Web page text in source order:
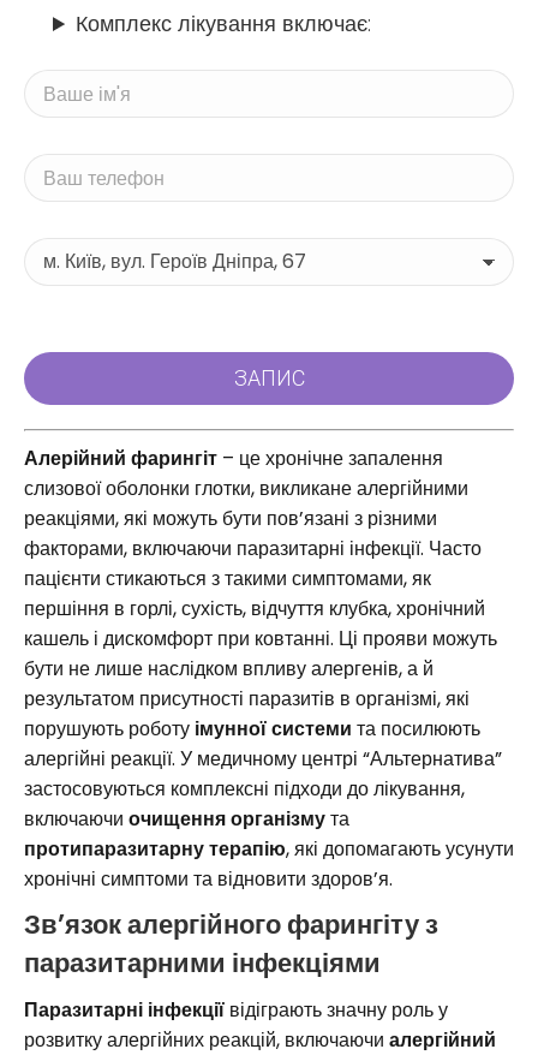
Комплекс лікування включає:
Алерійний фарингіт – це хронічне запалення
слизової оболонки глотки, викликане алергійними
реакціями, які можуть бути пов’язані з різними
факторами, включаючи паразитарні інфекції. Часто
пацієнти стикаються з такими симптомами, як
першіння в горлі, сухість, відчуття клубка, хронічний
кашель і дискомфорт при ковтанні. Ці прояви можуть
бути не лише наслідком впливу алергенів, а й
результатом присутності паразитів в організмі, які
порушують роботу імунної системи та посилюють
алергійні реакції. У медичному центрі “Альтернатива”
застосовуються комплексні підходи до лікування,
включаючи очищення організмута
протипаразитарну терапію, які допомагають усунути
хронічні симптоми та відновити здоров’я.
Зв’язок алергійного фарингіту з
паразитарними інфекціями
Паразитарні інфекції відіграють значну роль у
розвитку алергійних реакцій, включаючи алергійний